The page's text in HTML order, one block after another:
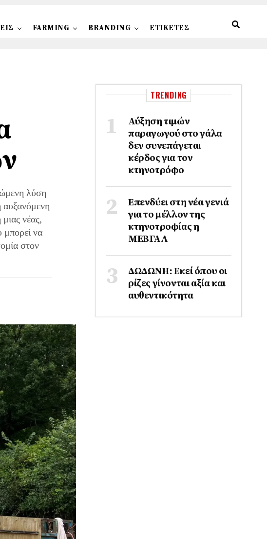
FARMING BRANDING ΕΤΙΚΕΤΕΣ
λύση
αυξανόμενη
νέας,
μπορεί να
στον
TRENDING
Αύξηση τιμών
παραγωγού στο γάλα
δεν συνεπάγεται
κέρδος για τον
κτηνοτρόφο
Επενδύει στη νέα γενιά
για το μέλλον της
κτηνοτροφίας η
ΜΕΒΓΑΛ
ΔΩΔΩΝΗ: Εκεί όπου οι
ρίζες γίνονται αξία και
αυθεντικότητα